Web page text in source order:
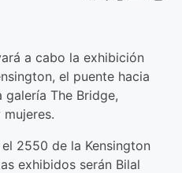
a cabo la exhibición
el puente hacia
galería The Bridge,
2550 de la Kensington
exhibidos serán Bilal